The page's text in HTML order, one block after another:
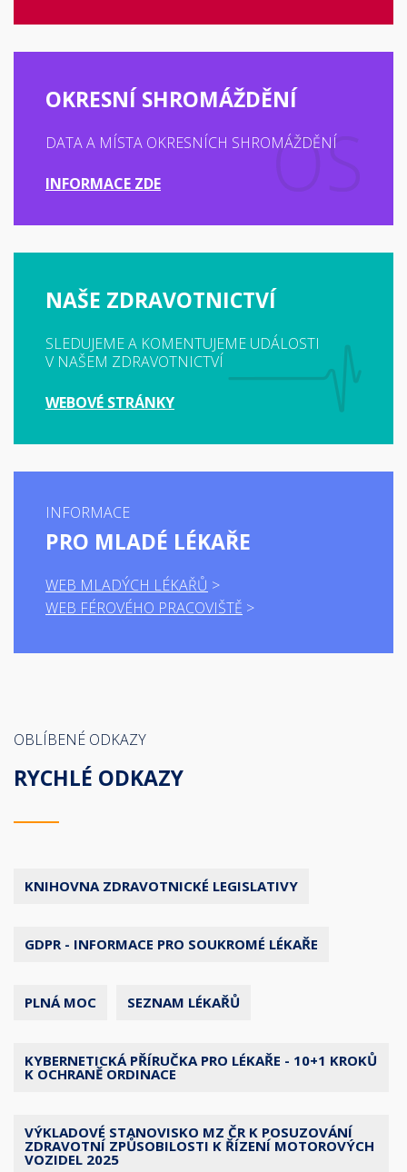
OKRESNÍ SHROMÁŽDĚNÍ
DATA A MÍSTA OKRESNÍCH SHROMÁŽDĚNÍ
INFORMACE ZDE
NAŠE ZDRAVOTNICTVÍ
SLEDUJEME A KOMENTUJEME UDÁLOSTI
V NAŠEM ZDRAVOTNICTVÍ
WEBOVÉ STRÁNKY
INFORMACE
PRO MLADÉ LÉKAŘE
WEB MLADÝCH LÉKAŘŮ
WEB FÉROVÉHO PRACOVIŠTĚ
OBLÍBENÉ ODKAZY
RYCHLÉ ODKAZY
KNIHOVNA ZDRAVOTNICKÉ LEGISLATIVY
GDPR - INFORMACE PRO SOUKROMÉ LÉKAŘE
PLNÁ MOC SEZNAM LÉKAŘŮ
KYBERNETICKÁ PŘÍRUČKA PRO LÉKAŘE - 10+1 KROKŮ
K OCHRANĚ ORDINACE
VÝKLADOVÉ STANOVISKO MZ ČR K POSUZOVÁNÍ
ZDRAVOTNÍ ZPŮSOBILOSTI K ŘÍZENÍ MOTOROVÝCH
VOZIDEL 2025